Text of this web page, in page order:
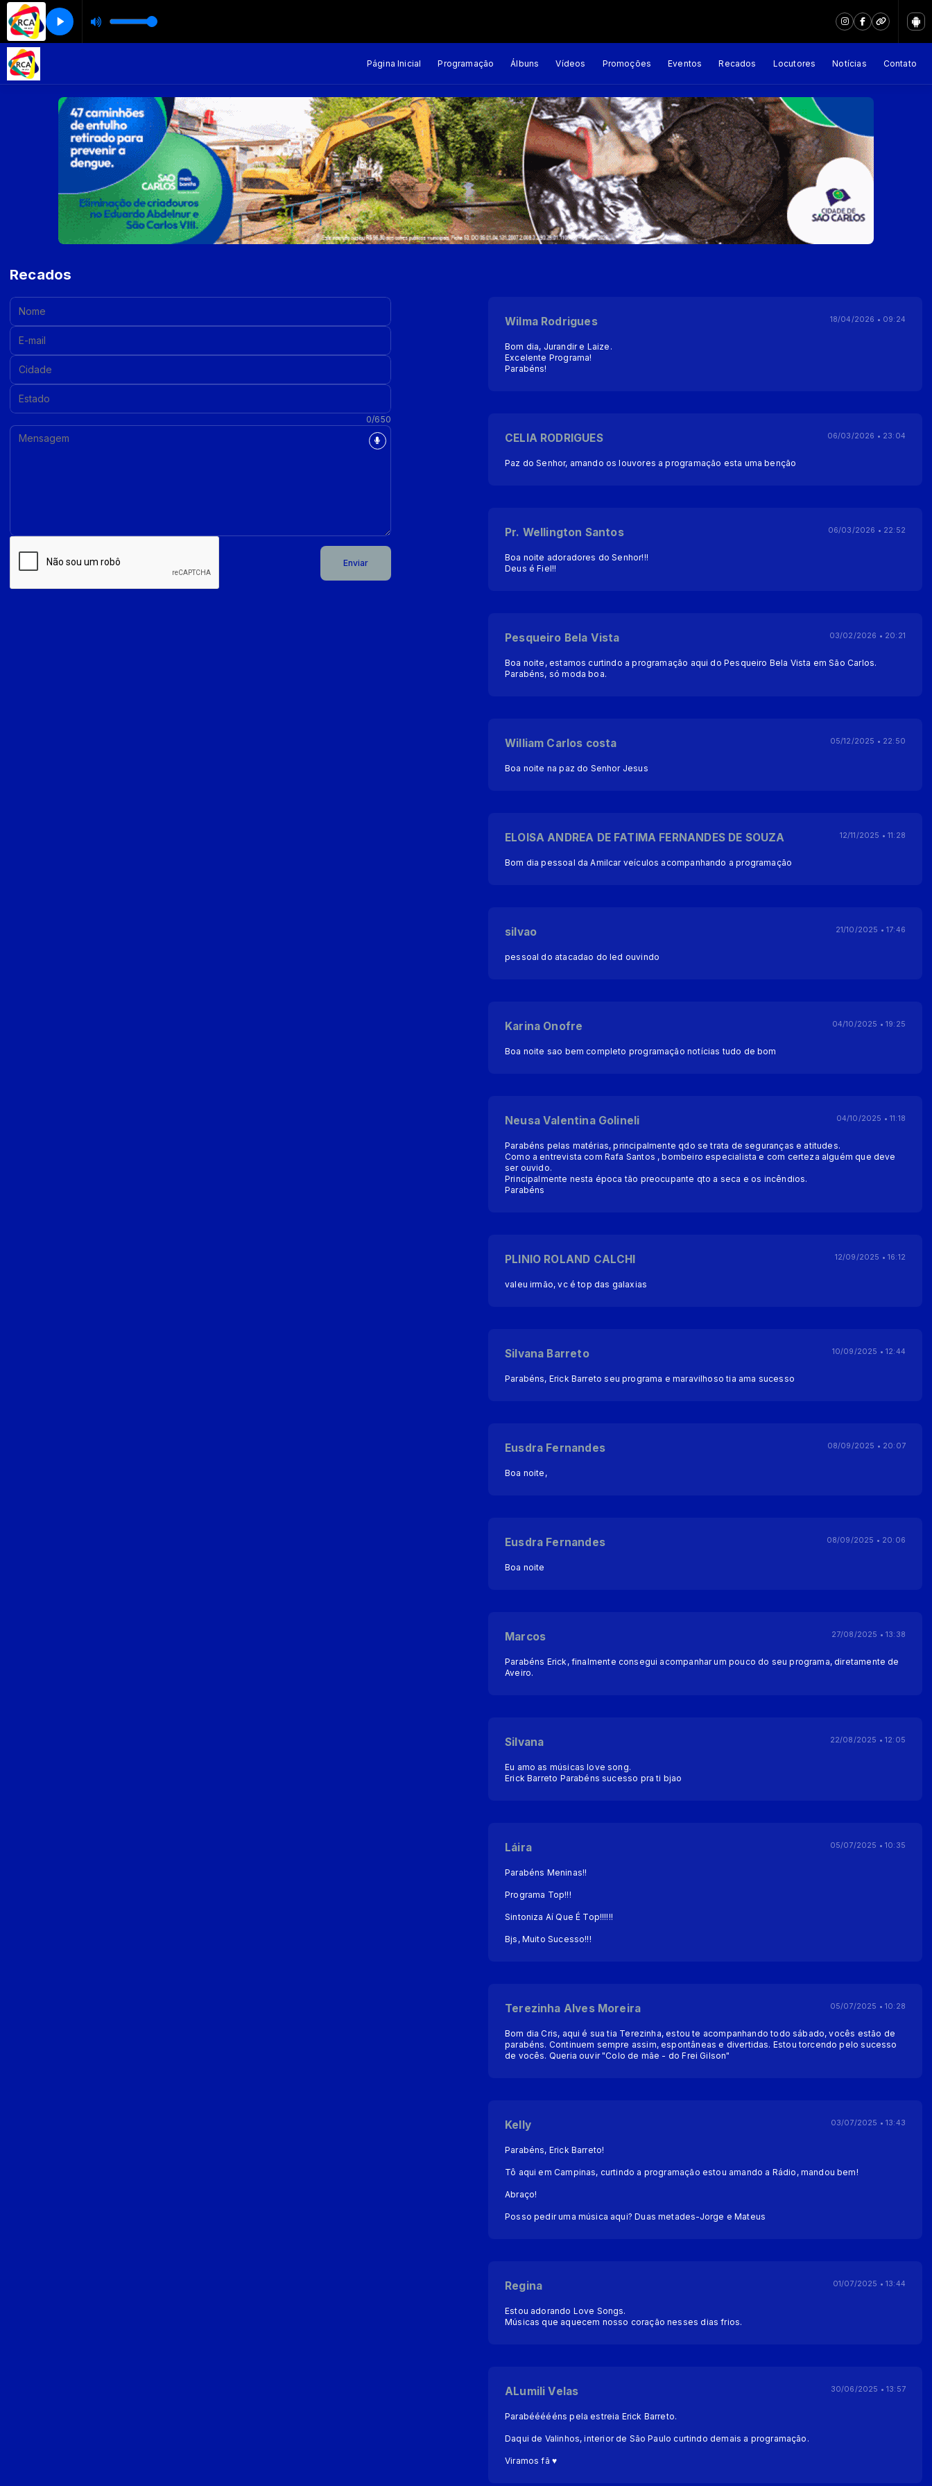
Página Inicial Programação Álbuns Vídeos Promoções Eventos Recados Locutores Notícias Contato
Recados
Nome:
E-mail:
Cidade:
Estado:
0/650
Enviar
Wilma Rodrigues 18/04/2026 • 09:24
Bom dia, Jurandir e Laize.
Excelente Programa!
Parabéns!
CELIA RODRIGUES 06/03/2026 • 23:04
Paz do Senhor, amando os louvores a programação esta uma benção
Pr. Wellington Santos 06/03/2026 • 22:52
Boa noite adoradores do Senhor!!!
Deus é Fiel!!
Pesqueiro Bela Vista 03/02/2026 • 20:21
Boa noite, estamos curtindo a programação aqui do Pesqueiro Bela Vista em São Carlos.
Parabéns, só moda boa.
William Carlos costa 05/12/2025 • 22:50
Boa noite na paz do Senhor Jesus
ELOISA ANDREA DE FATIMA FERNANDES DE SOUZA 12/11/2025 • 11:28
Bom dia pessoal da Amilcar veículos acompanhando a programação
silvao 21/10/2025 • 17:46
pessoal do atacadao do led ouvindo
Karina Onofre 04/10/2025 • 19:25
Boa noite sao bem completo programação notícias tudo de bom
Neusa Valentina Golineli 04/10/2025 • 11:18
Parabéns pelas matérias, principalmente qdo se trata de seguranças e atitudes.
Como a entrevista com Rafa Santos , bombeiro especialista e com certeza alguém que deve
ser ouvido.
Principalmente nesta época tão preocupante qto a seca e os incêndios.
Parabéns
PLINIO ROLAND CALCHI 12/09/2025 • 16:12
valeu irmão, vc é top das galaxias
Silvana Barreto 10/09/2025 • 12:44
Parabéns, Erick Barreto seu programa e maravilhoso tia ama sucesso
Eusdra Fernandes 08/09/2025 • 20:07
Boa noite,
Eusdra Fernandes 08/09/2025 • 20:06
Boa noite
Marcos 27/08/2025 • 13:38
Parabéns Erick, finalmente consegui acompanhar um pouco do seu programa, diretamente de
Aveiro.
Silvana 22/08/2025 • 12:05
Eu amo as músicas love song.
Erick Barreto Parabéns sucesso pra ti bjao
Láira 05/07/2025 • 10:35
Parabéns Meninas!!
Programa Top!!!
Sintoniza Aí Que É Top!!!!!!
Bjs, Muito Sucesso!!!
Terezinha Alves Moreira 05/07/2025 • 10:28
Bom dia Cris, aqui é sua tia Terezinha, estou te acompanhando todo sábado, vocês estão de
parabéns. Continuem sempre assim, espontâneas e divertidas. Estou torcendo pelo sucesso
de vocês. Queria ouvir "Colo de mãe - do Frei Gilson"
Kelly 03/07/2025 • 13:43
Parabéns, Erick Barreto!
Tô aqui em Campinas, curtindo a programação estou amando a Rádio, mandou bem!
Abraço!
Posso pedir uma música aqui? Duas metades-Jorge e Mateus
Regina 01/07/2025 • 13:44
Estou adorando Love Songs.
Músicas que aquecem nosso coração nesses dias frios.
ALumili Velas 30/06/2025 • 13:57
Parabéééééns pela estreia Erick Barreto.
Daqui de Valinhos, interior de São Paulo curtindo demais a programação.
Viramos fã ♥︎